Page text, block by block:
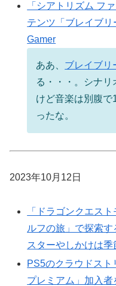
「シアトリズム フ
テンツ「ブレイブリ
Gamer
ああ、 ブレイブリ
る・・・。シナ
けど音楽は別腹
ったな。
2023年10月12日
「ドラゴンクエス
ルフの旅」で探索
スターやしかけは
PS5のクラウドス
プレミアム」加入